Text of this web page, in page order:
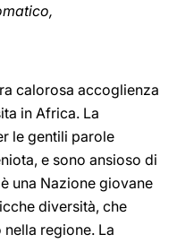
calorosa accoglienza
in Africa. La
le gentili parole
e sono ansioso di
una Nazione giovane
diversità, che
regione. La